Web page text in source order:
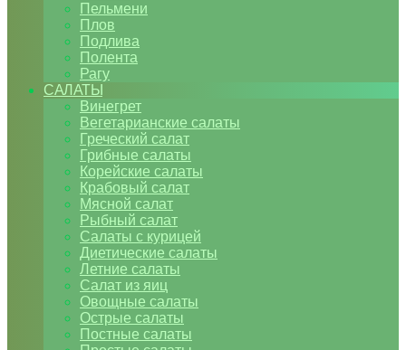
Пельмени
Плов
Подлива
Полента
Рагу
САЛАТЫ
Винегрет
Вегетарианские салаты
Греческий салат
Грибные салаты
Корейские салаты
Крабовый салат
Мясной салат
Рыбный салат
Салаты с курицей
Диетические салаты
Летние салаты
Салат из яиц
Овощные салаты
Острые салаты
Постные салаты